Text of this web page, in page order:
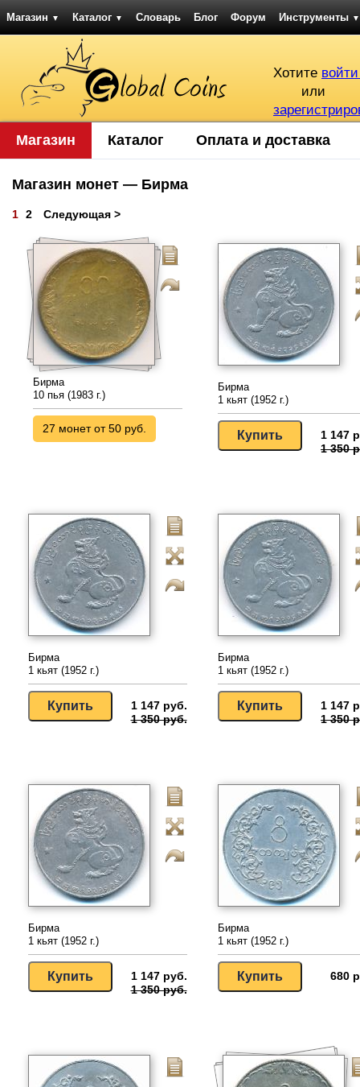
Магазин ▼ Каталог ▼ Словарь Блог Форум Инструменты ▼
Хотите
или
Магазин Каталог Оплата и доставка
Магазин монет — Бирма
1 2 Следующая >
Бирма
10 пья (1983 г.)
27 монет от 50 руб.
Бирма
1 кьят (1952 г.)
1 147
1 350
Бирма
1 кьят (1952 г.)
1 147 руб.
1 350 руб.
Бирма
1 кьят (1952 г.)
1 147
1 350
Бирма
1 кьят (1952 г.)
1 147 руб.
1 350 руб.
Бирма
1 кьят (1952 г.)
680